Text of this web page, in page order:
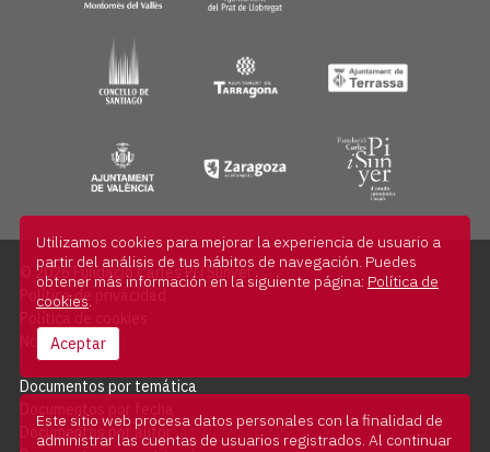
© 2026 Fundació Carles Pi i Sunyer
Política de privacidad
Nota legal
Documentos por temática
Documentos por autor
Utilizamos cookies para mejorar la experiencia de usuario a
partir del análisis de tus hábitos de navegación. Puedes
obtener más información en la siguiente página: Política de
cookies.
Aceptar
Este sitio web procesa datos personales con la finalidad de
administrar las cuentas de usuarios registrados. Al continuar